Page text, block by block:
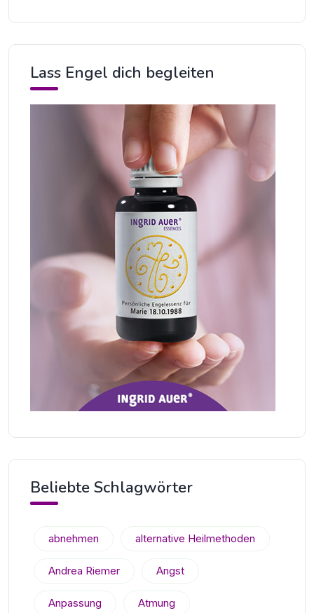
Lass Engel dich begleiten
Beliebte Schlagwörter
abnehmen alternative Heilmethoden
Andrea Riemer Angst
Anpassung Atmung